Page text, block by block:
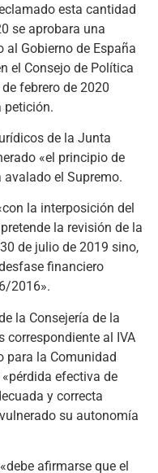
esta cantidad
se aprobara una
Gobierno de España
el Consejo de Política
febrero de 2020
petición.
de la Junta
«el principio de
el Supremo.
la interposición del
la revisión de la
de julio de 2019 sino,
financiero
2016».
la Consejería de la
correspondiente al IVA
para la Comunidad
efectiva de
y correcta
su autonomía
afirmarse que el